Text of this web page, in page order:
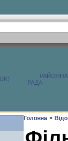
РАЙОННА
РАДА
Головна >